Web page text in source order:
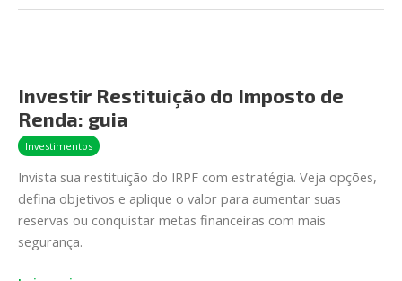
Investir Restituição do Imposto de
Renda: guia
Investimentos
Invista sua restituição do IRPF com estratégia. Veja opções,
defina objetivos e aplique o valor para aumentar suas
reservas ou conquistar metas financeiras com mais
segurança.
do
Imposto
de
Renda:
guia